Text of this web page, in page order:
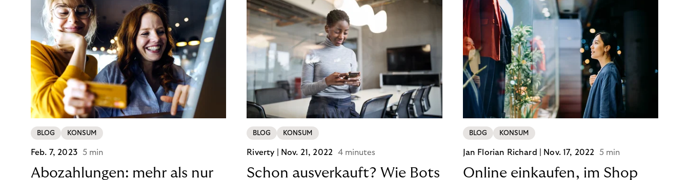
angeschaut.
BLOG KONSUM
Feb. 7, 2023 5 min
Abozahlungen: mehr als nur
BLOG KONSUM
Riverty | Nov. 21, 2022 4 minutes
Schon ausverkauft? Wie Bots
BLOG KONSUM
Jan Florian Richard | Nov. 17, 2022 5 min
Online einkaufen, im Shop